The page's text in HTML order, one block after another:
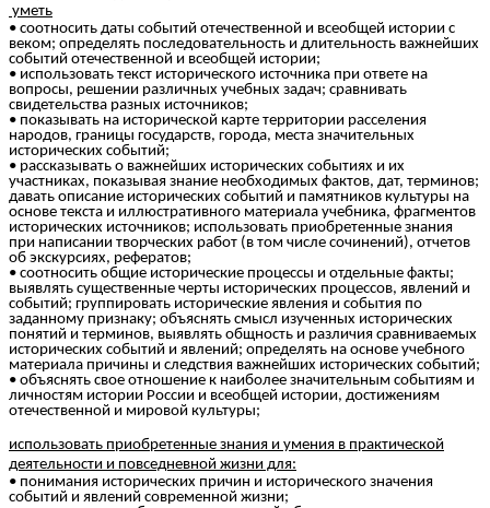
уметь
• соотносить даты событий отечественной и всеобщей истории с
веком; определять последовательность и длительность важнейших
событий отечественной и всеобщей истории;
• использовать текст исторического источника при ответе на
вопросы, решении различных учебных задач; сравнивать
свидетельства разных источников;
• показывать на исторической карте территории расселения
народов, границы государств, города, места значительных
исторических событий;
• рассказывать о важнейших исторических событиях и их
участниках, показывая знание необходимых фактов, дат, терминов;
давать описание исторических событий и памятников культуры на
основе текста и иллюстративного материала учебника, фрагментов
исторических источников; использовать приобретенные знания
при написании творческих работ (в том числе сочинений), отчетов
об экскурсиях, рефератов;
• соотносить общие исторические процессы и отдельные факты;
выявлять существенные черты исторических процессов, явлений и
событий; группировать исторические явления и события по
заданному признаку; объяснять смысл изученных исторических
понятий и терминов, выявлять общность и различия сравниваемых
исторических событий и явлений; определять на основе учебного
материала причины и следствия важнейших исторических событий;
• объяснять свое отношение к наиболее значительным событиям и
личностям истории России и всеобщей истории, достижениям
отечественной и мировой культуры;
использовать приобретенные знания и умения в практической
деятельности и повседневной жизни для:
• понимания исторических причин и исторического значения
событий и явлений современной жизни;